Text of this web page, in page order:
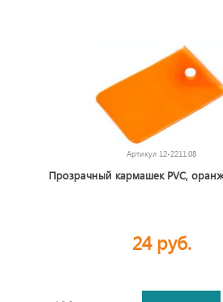
Артикул 12-2211.08
Прозрачный кармашек PVC,
24 руб.